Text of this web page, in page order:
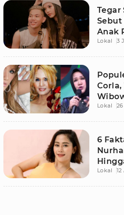
Tegar
Sebut
Anak
Lokal 3
Lokal
6
Lokal